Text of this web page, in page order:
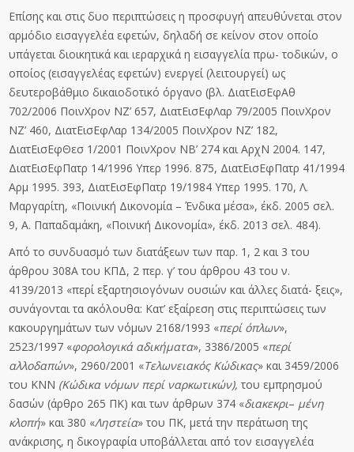
Επίσης και στις δυο περιπτώσεις η προσφυγή απευθύνεται στον
αρμόδιο εισαγγελέα εφετών, δηλαδή σε κείνον στον οποίο
υπάγεται διοικητικά και ιεραρχικά η εισαγγελία πρω- τοδικών, ο
οποίος (εισαγγελέας εφετών) ενεργεί (λειτουργεί) ως
δευτεροβάθμιο δικαιοδοτικό όργανο (βλ. ΔιατΕισΕφΑθ
702/2006 ΠοινΧρον ΝΖ’ 657, ΔιατΕισΕφΛαρ 79/2005 ΠοινΧρον
ΝΖ’ 460, ΔιατΕισΕφΛαρ 134/2005 ΠοινΧρον ΝΖ’ 182,
ΔιατΕισΕφΘεσ 1/2001 ΠοινΧρον ΝΒ’ 274 και ΑρχΝ 2004. 147,
ΔιατΕισΕφΠατρ 14/1996 Υπερ 1996. 875, ΔιατΕισΕφΠατρ 41/1994
Αρμ 1995. 393, ΔιατΕισΕφΠατρ 19/1984 Υπερ 1995. 170, Λ.
Μαργαρίτη, «Ποινική Δικονομία – Ένδικα μέσα», έκδ. 2005 σελ.
9, Α. Παπαδαμάκη, «Ποινική Δικονομία», έκδ. 2013 σελ. 484).
Από το συνδυασμό των διατάξεων των παρ. 1, 2 και 3 του
άρθρου 308Α του ΚΠΔ, 2 περ. γ’ του άρθρου 43 του ν.
4139/2013 «περί εξαρτησιογόνων ουσιών και άλλες διατά- ξεις»,
συνάγονται τα ακόλουθα: Κατ’ εξαίρεση στις περιπτώσεις των
κακουργημάτων των νόμων 2168/1993 «περί όπλων»,
2523/1997 «φορολογικά αδικήματα», 3386/2005 «περί
αλλοδαπών», 2960/2001 «Τελωνειακός Κώδικας» και 3459/2006
του ΚΝΝ (Κώδικα νόμων περί ναρκωτικών),του εμπρησμού
δασών (άρθρο 265 ΠΚ) και των άρθρων 374 «διακεκρι– μένη
κλοπή» και 380 «Ληστεία» του ΠΚ, μετά την περάτωση της
ανάκρισης, η δικογραφία υποβάλλεται από τον εισαγγελέα